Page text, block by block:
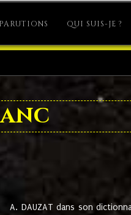
QUI SUIS-JE ?
A. DAUZAT dans son